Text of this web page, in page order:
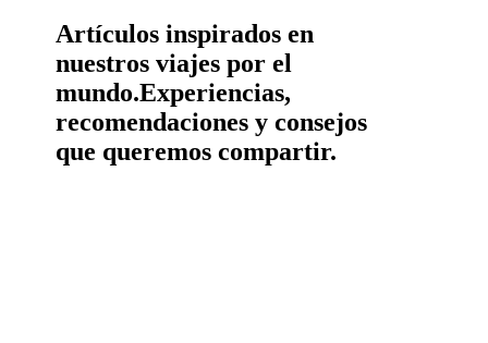
Artículos inspirados en
nuestros viajes por el
mundo.Experiencias,
recomendaciones y consejos
que queremos compartir.